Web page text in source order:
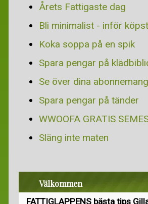
Årets Fattigaste dag
Bli minimalist - inför
Koka soppa på en spik
Spara pengar på
Se över dina abonnemang
Spara pengar på tänder
WWOOFA GRATIS
Släng inte maten
Välkommen
FATTIGLAPPENS bästa tips